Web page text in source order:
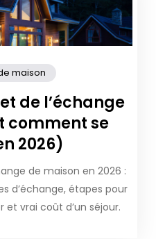
maison
de l’échange
comment se
2026)
de maison en 2026 :
d’échange, étapes pour
et vrai coût d’un séjour.